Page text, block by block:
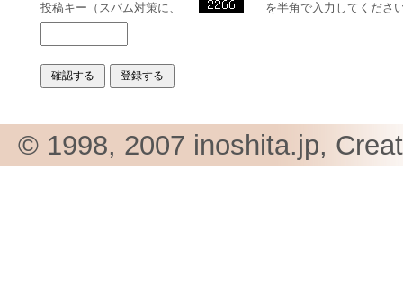
投稿キー（スパム対策に、 を半角で入力してくださ
© 1998, 2007 inoshita.jp,